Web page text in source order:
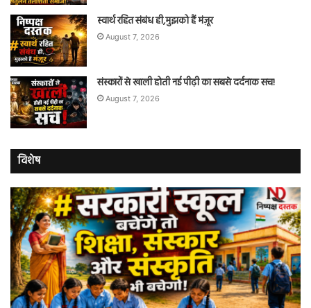
स्वार्थ रहित संबंध ही,मुझको हैं मंज़ूर
August 7, 2026
संस्कारों से खाली होती नई पीढ़ी का सबसे दर्दनाक सच!
August 7, 2026
विशेष